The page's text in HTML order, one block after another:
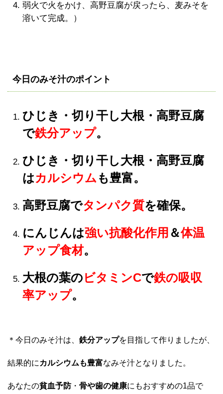
弱火で火をかけ、高野豆腐が戻ったら、麦みそを
溶いて完成。）
今日のみそ汁のポイント
ひじき・切り干し大根・高野豆腐
で鉄分アップ。
ひじき・切り干し大根・高野豆腐
はカルシウム も豊富。
高野豆腐でタンパク質を確保。
にんじんは強い抗酸化作用 ＆体温
アップ食材。
大根の葉のビタミンCで鉄の吸収
率アップ。
＊今日のみそ汁は、 鉄分アップを目指して作りましたが、
結果的に カルシウムも豊富なみそ汁となりました。
あなたの貧血予防・ 骨や歯の健康にもおすすめの1品で